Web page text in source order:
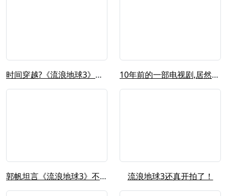
时间穿越?《流浪地球3》前瞻预告解析... 10年前的一部电视剧,居然能解决困扰...
郭帆坦言《流浪地球3》不能按时上映,... 流浪地球3还真开拍了！